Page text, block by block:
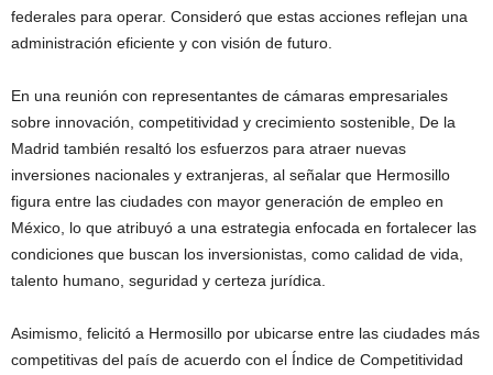
federales para operar. Consideró que estas acciones reflejan una
administración eficiente y con visión de futuro.
En una reunión con representantes de cámaras empresariales
sobre innovación, competitividad y crecimiento sostenible, De la
Madrid también resaltó los esfuerzos para atraer nuevas
inversiones nacionales y extranjeras, al señalar que Hermosillo
figura entre las ciudades con mayor generación de empleo en
México, lo que atribuyó a una estrategia enfocada en fortalecer las
condiciones que buscan los inversionistas, como calidad de vida,
talento humano, seguridad y certeza jurídica.
Asimismo, felicitó a Hermosillo por ubicarse entre las ciudades más
competitivas del país de acuerdo con el Índice de Competitividad